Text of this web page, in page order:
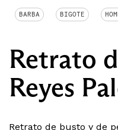
BARBA BIGOTE
Retrato
Reyes
Retrato de busto y de